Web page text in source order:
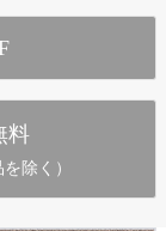
料
除く）